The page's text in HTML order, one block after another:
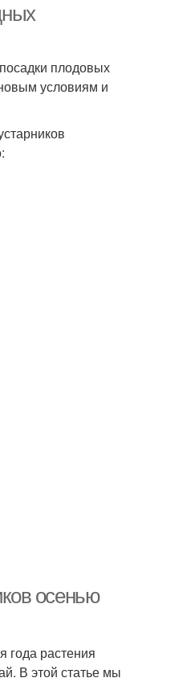
плодовых
условиям и
осенью
года растения
В этой статье мы